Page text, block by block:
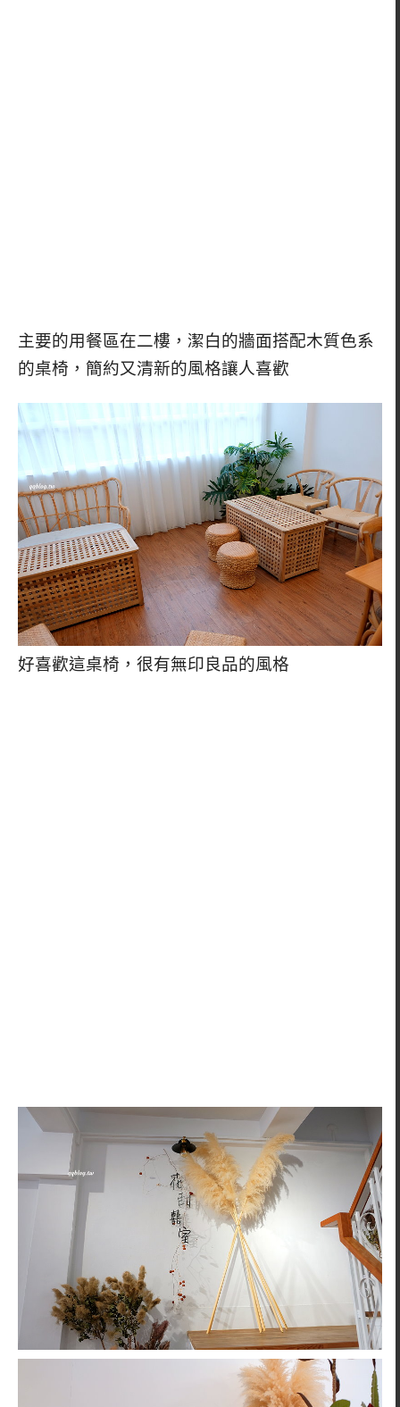
主要的用餐區在二樓，潔白的牆面搭配木質色系
的桌椅，簡約又清新的風格讓人喜歡
好喜歡這桌椅，很有無印良品的風格